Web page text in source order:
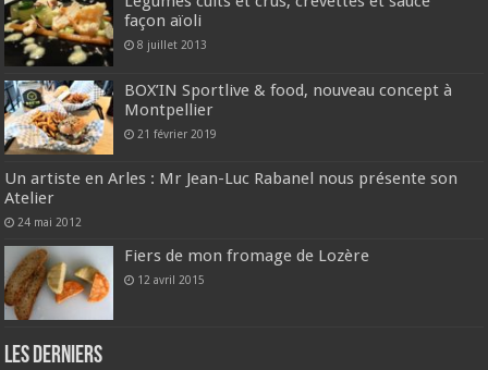
façon aïoli
8 juillet 2013
BOX’IN Sportlive & food, nouveau concept à
Montpellier
21 février 2019
Un artiste en Arles : Mr Jean-Luc Rabanel nous présente son
Atelier
24 mai 2012
Fiers de mon fromage de Lozère
12 avril 2015
Les derniers